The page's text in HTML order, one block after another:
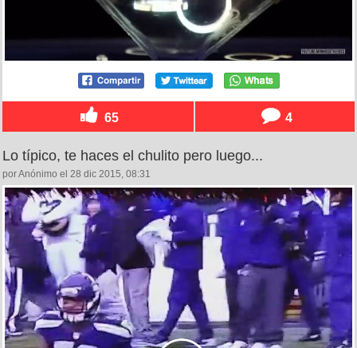
65 4
Lo típico, te haces el chulito pero luego...
por Anónimo el 28 dic 2015, 08:31